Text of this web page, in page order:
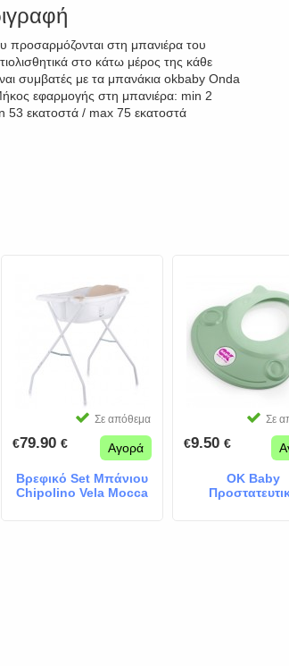
προσαρμόζονται στη μπανιέρα του
στο κάτω μέρος της κάθε
συμβατές με τα μπανάκια okbaby Onda
εφαρμογής στη μπανιέρα: min 2
53 εκατοστά / max 75 εκατοστά
Σε απόθεμα
€79.90 € Αγορά
Βρεφικό Set Μπάνιου
Chipolino Vela Mocca
Σε
€9.50 €
OK Baby